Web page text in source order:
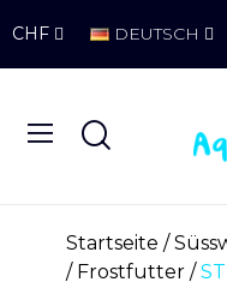
CHF DEUTSCH
Startseite
Frostfutter